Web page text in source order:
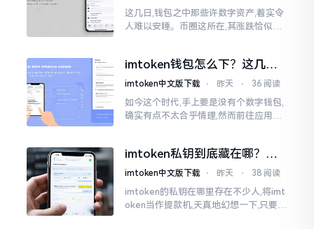
这几日,钱包之中那些许数字资产,着实令
人难以安睡。币圈这所在,其涨跌恰似翻
堆币
imtoken钱包怎么下？这几种
靠谱路子别走歪
imtoken中文版下载 ⋅ 昨天 ⋅ 36 阅读
如今这个时代,手上要是没有个数字钱包,
确实有点不太合乎情理,然而前往应用商
似乎相似
imtoken私钥到底藏在哪？别
慌，找对地方才安心
imtoken中文版下载 ⋅ 昨天 ⋅ 38 阅读
imtoken的私钥在哪里存在不少人,将imt
oken当作提款机,天真地幻想一下,只要把